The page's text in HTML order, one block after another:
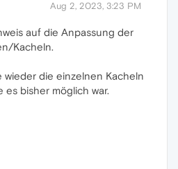
Aug 2, 2023, 3:23 PM
auf die Anpassung der
Kacheln.
wieder die einzelnen Kacheln
es bisher möglich war.